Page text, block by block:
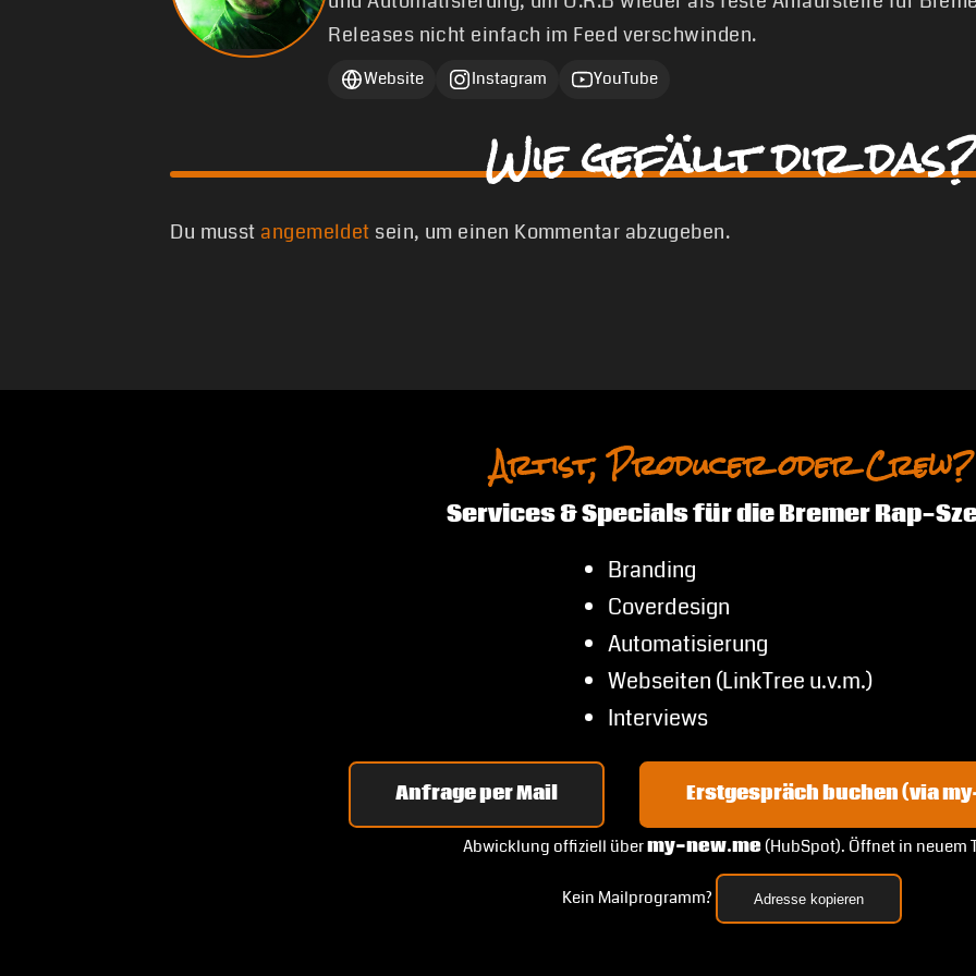
Releases nicht einfach im Feed verschwinden.
Website Instagram YouTube
Wie gefällt dir
Du musst angemeldet sein, um einen Kommentar abzugeben.
Artist, Producer oder Crew?
Services & Specials für die Bremer Rap-
Branding
Coverdesign
Automatisierung
Webseiten (LinkTree u.v.m.)
Interviews
Anfrage per Mail Erstgespräch buchen (via
Abwicklung offiziell übermy-new.me(HubSpot). Öffnet in neuem
Kein Mailprogramm? Adresse kopieren